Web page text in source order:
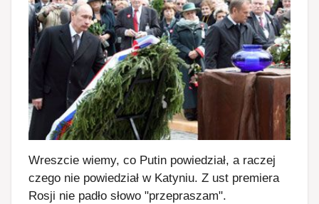
Wreszcie wiemy, co Putin powiedział, a raczej
czego nie powiedział w Katyniu. Z ust premiera
Rosji nie padło słowo "przepraszam".